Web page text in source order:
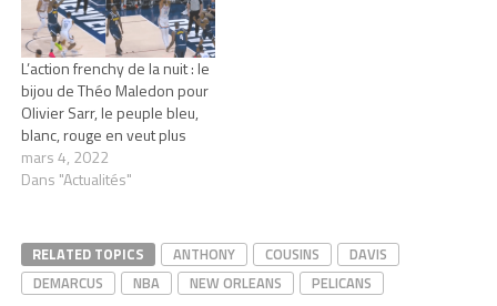
L’action frenchy de la nuit : le
bijou de Théo Maledon pour
Olivier Sarr, le peuple bleu,
blanc, rouge en veut plus
mars 4, 2022
Dans "Actualités"
RELATED TOPICS ANTHONY COUSINS
DAVIS
DEMARCUS
NBA NEW ORLEANS PELICANS